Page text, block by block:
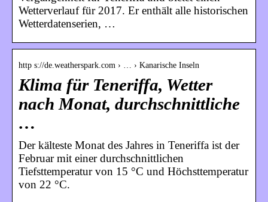
Wetterverlauf für 2017. Er enthält alle historischen
Wetterdatenserien, …
http s://de.weatherspark.com › … › Kanarische Inseln
Klima für Teneriffa, Wetter
nach Monat, durchschnittliche
…
Der kälteste Monat des Jahres in Teneriffa ist der
Februar mit einer durchschnittlichen
Tiefsttemperatur von 15 °C und Höchsttemperatur
von 22 °C.